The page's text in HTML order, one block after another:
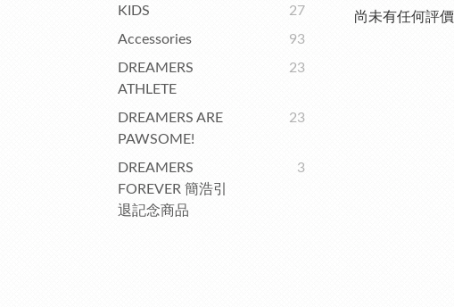
KIDS
27
Accessories
93
DREAMERS
ATHLETE
23
DREAMERS ARE
PAWSOME!
23
DREAMERS
FOREVER 簡浩引
退記念商品
3
尚未有任何評價